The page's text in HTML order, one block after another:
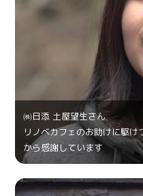
㈱日添 土屋望生さん
リノベカフェのお助けに駆
から感謝しています